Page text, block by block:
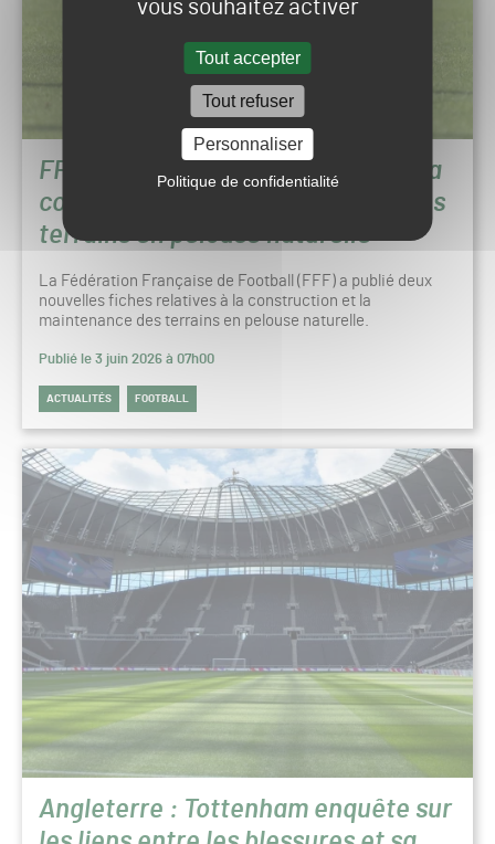
vous souhaitez activer
Tout accepter
Tout refuser
Personnaliser
Politique de confidentialité
FFF : Nouvelles fiches relatives à la
construction et la maintenance des
terrains en pelouse naturelle
La Fédération Française de Football (FFF) a publié deux
nouvelles fiches relatives à la construction et la
maintenance des terrains en pelouse naturelle.
Publié le 3 juin 2026 à 07h00
ACTUALITÉS FOOTBALL
Angleterre : Tottenham enquête sur